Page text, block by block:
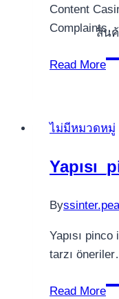
สิน
Content
Complaints…
Read More
50
ไม่มีหมวดหมู่
By
Yapısı
tarzı
Read More